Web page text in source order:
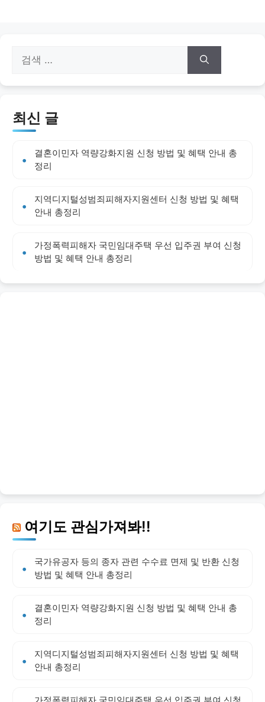
색:
최신 글
결혼이민자 역량강화지원 신청 방법 및 혜택 안내 총
정리
지역디지털성범죄피해자지원센터 신청 방법 및 혜택
안내 총정리
가정폭력피해자 국민임대주택 우선 입주권 부여 신청
방법 및 혜택 안내 총정리
여기도 관심가져봐!!
국가유공자 등의 종자 관련 수수료 면제 및 반환 신청
방법 및 혜택 안내 총정리
결혼이민자 역량강화지원 신청 방법 및 혜택 안내 총
정리
지역디지털성범죄피해자지원센터 신청 방법 및 혜택
안내 총정리